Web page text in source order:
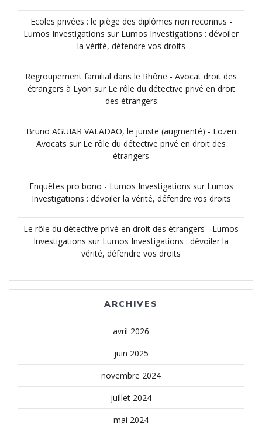
Ecoles privées : le piège des diplômes non reconnus -
Lumos Investigations sur Lumos Investigations : dévoiler
la vérité, défendre vos droits
Regroupement familial dans le Rhône - Avocat droit des
étrangers à Lyon sur Le rôle du détective privé en droit
des étrangers
Bruno AGUIAR VALADÃO, le juriste (augmenté) - Lozen
Avocats sur Le rôle du détective privé en droit des
étrangers
Enquêtes pro bono - Lumos Investigations sur Lumos
Investigations : dévoiler la vérité, défendre vos droits
Le rôle du détective privé en droit des étrangers - Lumos
Investigations sur Lumos Investigations : dévoiler la
vérité, défendre vos droits
ARCHIVES
avril 2026
juin 2025
novembre 2024
juillet 2024
mai 2024